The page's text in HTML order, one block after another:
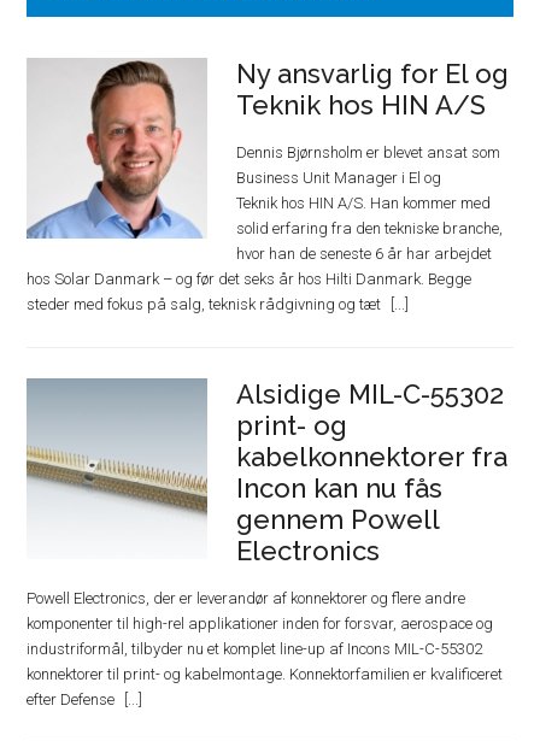
Ny ansvarlig for El og
Teknik hos HIN A/S
Dennis Bjørnsholm er blevet ansat som
Business Unit Manager i El og
Teknik hos HIN A/S. Han kommer med
solid erfaring fra den tekniske branche,
hvor han de seneste 6 år har arbejdet
hos Solar Danmark – og før det seks år hos Hilti Danmark. Begge
steder med fokus på salg, teknisk rådgivning og tæt
Alsidige MIL-C-55302
print- og
kabelkonnektorer fra
Incon kan nu fås
gennem Powell
Electronics
Powell Electronics, der er leverandør af konnektorer og flere andre
komponenter til high-rel applikationer inden for forsvar, aerospace og
industriformål, tilbyder nu et komplet line-up af Incons MIL-C-55302
konnektorer til print- og kabelmontage. Konnektorfamilien er kvalificeret
efter Defense